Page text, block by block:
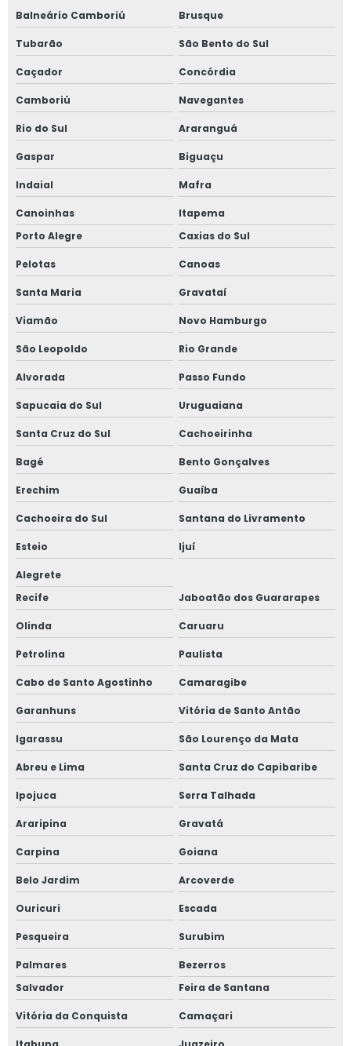
Avaliação de imóveis
Balneário Camboriú Brusque
Tubarão São Bento do Sul
Caçador Concórdia
Camboriú Navegantes
Rio do Sul Araranguá
Gaspar Biguaçu
Indaial Mafra
Canoinhas
Itapema
Porto Alegre
Caxias do Sul
Pelotas Canoas
Santa Maria Gravataí
Viamão Novo Hamburgo
São Leopoldo Rio Grande
Alvorada Passo Fundo
Sapucaia do Sul Uruguaiana
Santa Cruz do Sul Cachoeirinha
Bagé Bento Gonçalves
Erechim Guaíba
Cachoeira do Sul Santana do Livramento
Esteio Ijuí
Alegrete
Recife
Jaboatão dos Guararapes
Olinda Caruaru
Petrolina Paulista
Cabo de Santo Agostinho Camaragibe
Garanhuns Vitória de Santo Antão
Igarassu São Lourenço da Mata
Abreu e Lima Santa Cruz do Capibaribe
Ipojuca Serra Talhada
Araripina Gravatá
Carpina Goiana
Belo Jardim Arcoverde
Ouricuri Escada
Pesqueira Surubim
Palmares
Bezerros
Salvador
Feira de Santana
Vitória da Conquista Camaçari